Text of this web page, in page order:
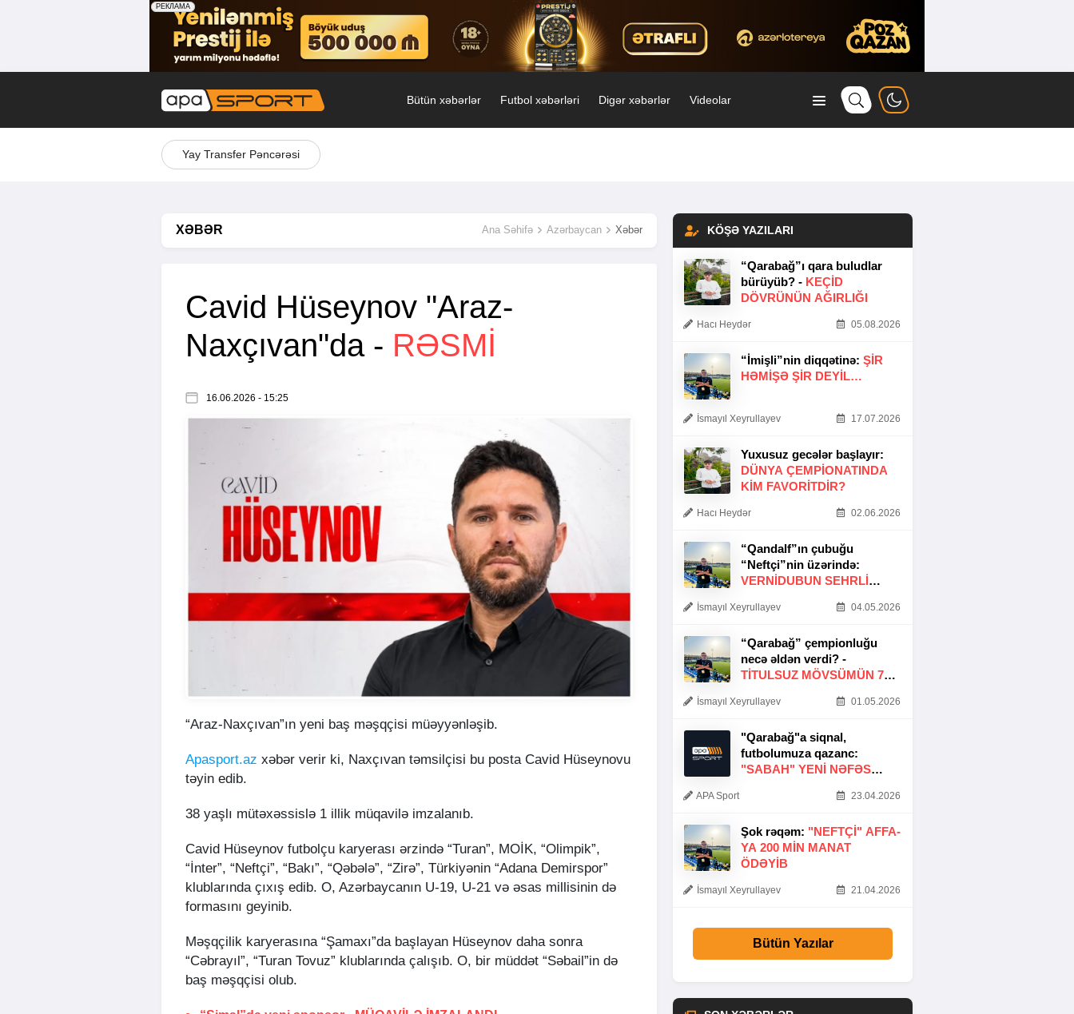
Bütün xəbərlər Futbol xəbərləri Digər xəbərlər Videolar
Yay Transfer Pəncərəsi
XƏBƏR Ana Səhifə Azərbaycan Xəbər
Cavid Hüseynov "Araz-
Naxçıvan"da - RƏSMİ
16.06.2026 - 15:25
“Araz-Naxçıvan”ın yeni baş məşqçisi müəyyənləşib.
Apasport.az xəbər verir ki, Naxçıvan təmsilçisi bu posta Cavid Hüseynovu
təyin edib.
38 yaşlı mütəxəssislə 1 illik müqavilə imzalanıb.
Cavid Hüseynov futbolçu karyerası ərzində “Turan”, MOİK, “Olimpik”,
“İnter”, “Neftçi”, “Bakı”, “Qəbələ”, “Zirə”, Türkiyənin “Adana Demirspor”
klublarında çıxış edib. O, Azərbaycanın U-19, U-21 və əsas millisinin də
formasını geyinib.
Məşqçilik karyerasına “Şamaxı”da başlayan Hüseynov daha sonra
“Cəbrayıl”, “Turan Tovuz” klublarında çalışıb. O, bir müddət “Səbail”in də
baş məşqçisi olub.
KÖŞƏ YAZILARI
“Qarabağ”ı qara buludlar
bürüyüb? - KEÇID
DÖVRÜNÜN AĞIRLIĞI
Hacı Heydər 05.08.2026
“İmişli”nin diqqətinə: ŞIR
HƏMIŞƏ ŞIR DEYIL…
İsmayıl Xeyrullayev 17.07.2026
Yuxusuz gecələr başlayır:
DÜNYA ÇEMPIONATINDA
KIM FAVORITDIR?
Hacı Heydər 02.06.2026
“Qandalf”ın çubuğu
“Neftçi”nin üzərində:
VERNİDUBUN SEHRLİ
İsmayıl Xeyrullayev 04.05.2026
“Qarabağ” çempionluğu
necə əldən verdi? -
TITULSUZ MÖVSÜMÜN 7
İsmayıl Xeyrullayev 01.05.2026
"Qarabağ"a siqnal,
futbolumuza qazanc:
"SABAH" YENI NƏFƏS
APA Sport 23.04.2026
Şok rəqəm: "NEFTÇI" AFFA-
YA 200 MIN MANAT
ÖDƏYIB
İsmayıl Xeyrullayev 21.04.2026
Bütün Yazılar